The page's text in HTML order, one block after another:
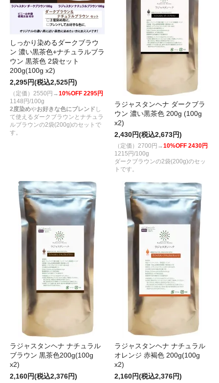
しっかり染めるダークブラウ
ン 濃い黒茶色+ナチュラルブラ
ウン 黒茶色 2袋セット
200g(100g x2)
2,295円(税込2,525円)
（定価）2550円→10%OFF 2295円
1148円/100g
2度染めやお好きな色にブレンド し
て使えるダークブラウンとナチュラ
ルブラウンの2袋(200g)のセットで
す。
ラジャスタンヘナ ダークブラ
ウン 濃い黒茶色 200g (100g
x2)
2,430円(税込2,673円)
（定価）2700円→10%OFF 2430円
1215円/100g
ダークブラウンの2袋(200g)のセッ
トです。
ラジャスタンヘナ ナチュラル
ブラウン 黒茶色200g(100g
x2)
2,160円(税込2,376円)
ラジャスタンヘナ ナチュラル
オレンジ 赤褐色 200g(100g
x2)
2,160円(税込2,376円)